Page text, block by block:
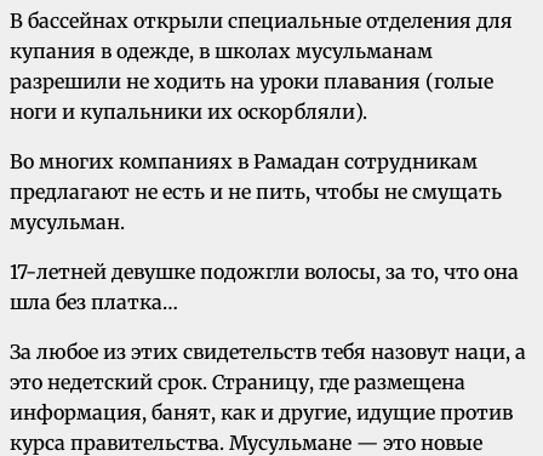
В бассейнах открыли специальные отделения для
купания в одежде, в школах мусульманам
разрешили не ходить на уроки плавания (голые
ноги и купальники их оскорбляли).
Во многих компаниях в Рамадан сотрудникам
предлагают не есть и не пить, чтобы не смущать
мусульман.
17-летней девушке подожгли волосы, за то, что она
шла без платка…
За любое из этих свидетельств тебя назовут наци, а
это недетский срок. Страницу, где размещена
информация, банят, как и другие, идущие против
курса правительства. Мусульмане — это новые